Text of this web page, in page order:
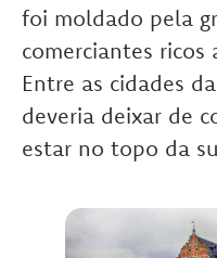
foi moldado pela
comerciantes
Entre as cidades
deveria deixar de
estar no topo da